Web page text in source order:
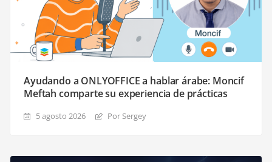
Ayudando a ONLYOFFICE a hablar árabe: Moncif
Meftah comparte su experiencia de prácticas
5 agosto 2026 Por Sergey